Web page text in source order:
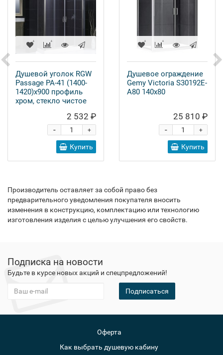
Душевой уголок RGW
Passage PA-41 (1400-
1420)х900 профиль
хром, стекло чистое
2 532 ₽
+
-
Купить
Душевое ограждение
Gemy Victoria S30192E-
A80 140x80
25 810 ₽
+
-
Купить
Производитель оставляет за собой право без
предварительного уведомления покупателя вносить
изменения в конструкцию, комплектацию или технологию
изготовления изделия с целью улучшения его свойств.
Подписка на новости
Будьте в курсе новых акций и спецпредложений!
Подписаться
Оферта
Как выбрать душевую кабину